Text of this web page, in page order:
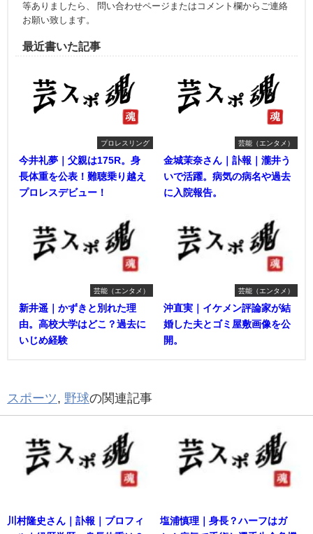
等ありましたら、 問い合わせページまたはコメント欄からご連絡
お願い致します。
最近書いた記事
プロレスリング
今井礼夢｜父親は175R。身
長体重を公表！難聴乗り越え
プロレスデビュー！
芸能（エンタメ）
金城茉奈さん｜訃報｜瀧井う
いで活躍。病気の病名や過去
に入院報告。
芸能（エンタメ）
新井遥｜かずきと別れた理
由。高校大学はどこ？過去に
いじめ経験
芸能（エンタメ）
沖直実｜イケメン評論家が結
婚した夫とゴミ屋敷画像を公
開。
スポーツ, 野球の関連記事
川村隆史さん｜訃報｜プロフィ
塩浦慎理｜身長？ハーフはガ